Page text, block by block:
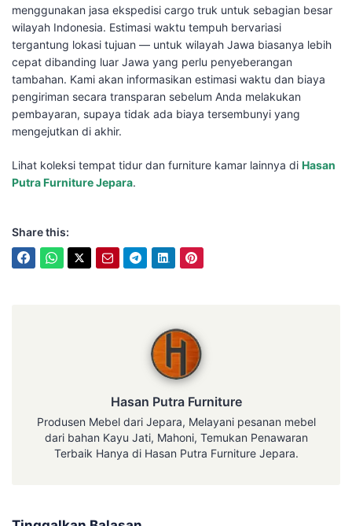
menggunakan jasa ekspedisi cargo truk untuk sebagian besar
wilayah Indonesia. Estimasi waktu tempuh bervariasi
tergantung lokasi tujuan — untuk wilayah Jawa biasanya lebih
cepat dibanding luar Jawa yang perlu penyeberangan
tambahan. Kami akan informasikan estimasi waktu dan biaya
pengiriman secara transparan sebelum Anda melakukan
pembayaran, supaya tidak ada biaya tersembunyi yang
mengejutkan di akhir.
Lihat koleksi tempat tidur dan furniture kamar lainnya di Hasan
Putra Furniture Jepara.
Share this:
Hasan Putra Furniture
Produsen Mebel dari Jepara, Melayani pesanan mebel
dari bahan Kayu Jati, Mahoni, Temukan Penawaran
Terbaik Hanya di Hasan Putra Furniture Jepara.